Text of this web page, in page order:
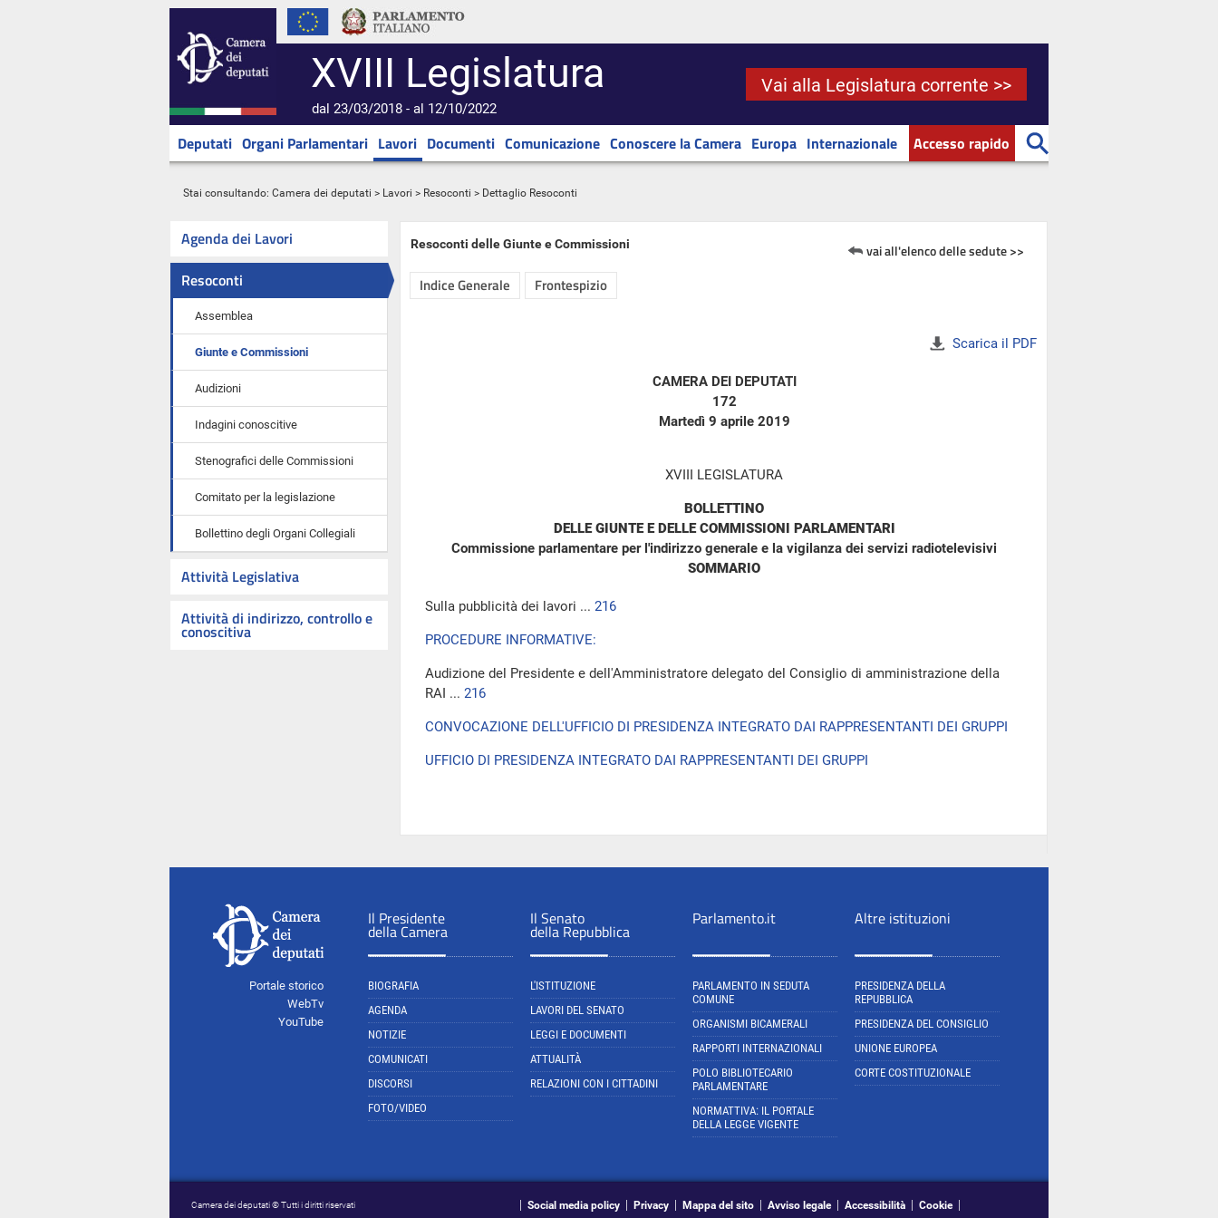
XVIII Legislatura
dal 23/03/2018 - al 12/10/2022
Vai alla Legislatura corrente >>
Deputati Organi Parlamentari Lavori Documenti Comunicazione Conoscere la Camera Europa Internazionale Accesso rapido
Stai consultando: Camera dei deputati > Lavori > Resoconti > Dettaglio Resoconti
Agenda dei Lavori
Resoconti
Assemblea
Giunte e Commissioni
Audizioni
Indagini conoscitive
Stenografici delle Commissioni
Comitato per la legislazione
Bollettino degli Organi Collegiali
Attività Legislativa
Attività di indirizzo, controllo e
conoscitiva
Resoconti delle Giunte e Commissioni vai all'elenco delle sedute >>
Indice Generale Frontespizio
Scarica il PDF
CAMERA DEI DEPUTATI
172
Martedì 9 aprile 2019
XVIII LEGISLATURA
BOLLETTINO
DELLE GIUNTE E DELLE COMMISSIONI PARLAMENTARI
Commissione parlamentare per l'indirizzo generale e la vigilanza dei servizi radiotelevisivi
SOMMARIO
Sulla pubblicità dei lavori ... 216
PROCEDURE INFORMATIVE:
Audizione del Presidente e dell'Amministratore delegato del Consiglio di amministrazione della
RAI ... 216
CONVOCAZIONE DELL'UFFICIO DI PRESIDENZA INTEGRATO DAI RAPPRESENTANTI DEI GRUPPI
UFFICIO DI PRESIDENZA INTEGRATO DAI RAPPRESENTANTI DEI GRUPPI
Portale storico
WebTv
YouTube
Il Presidente
della Camera
BIOGRAFIA
AGENDA
NOTIZIE
COMUNICATI
DISCORSI
FOTO/VIDEO
Il Senato
della Repubblica
L'ISTITUZIONE
LAVORI DEL SENATO
LEGGI E DOCUMENTI
ATTUALITÀ
RELAZIONI CON I CITTADINI
Parlamento.it
PARLAMENTO IN SEDUTA
COMUNE
ORGANISMI BICAMERALI
RAPPORTI INTERNAZIONALI
POLO BIBLIOTECARIO
PARLAMENTARE
NORMATTIVA: IL PORTALE
DELLA LEGGE VIGENTE
Altre istituzioni
PRESIDENZA DELLA
REPUBBLICA
PRESIDENZA DEL CONSIGLIO
UNIONE EUROPEA
CORTE COSTITUZIONALE
Camera dei deputati © Tutti i diritti riservati Social media policy Privacy Mappa del sito Avviso legale Accessibilità Cookie